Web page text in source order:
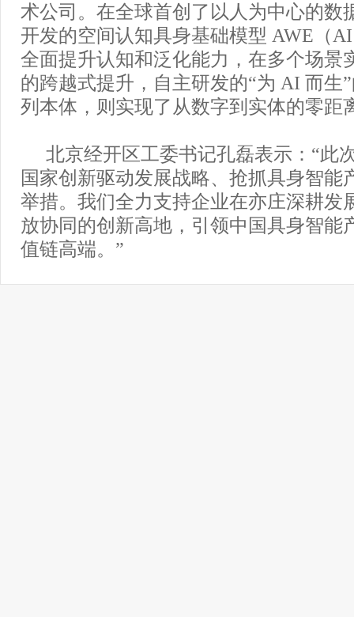
术公司。在全球首创了以人为中心的数
开发的空间认知具身基础模型 AWE（AI
全面提升认知和泛化能力，在多个场景
的跨越式提升，自主研发的“为 AI 而生
列本体，则实现了从数字到实体的零距
北京经开区工委书记孔磊表示：“此
国家创新驱动发展战略、抢抓具身智能
举措。我们全力支持企业在亦庄深耕发
放协同的创新高地，引领中国具身智能
值链高端。”